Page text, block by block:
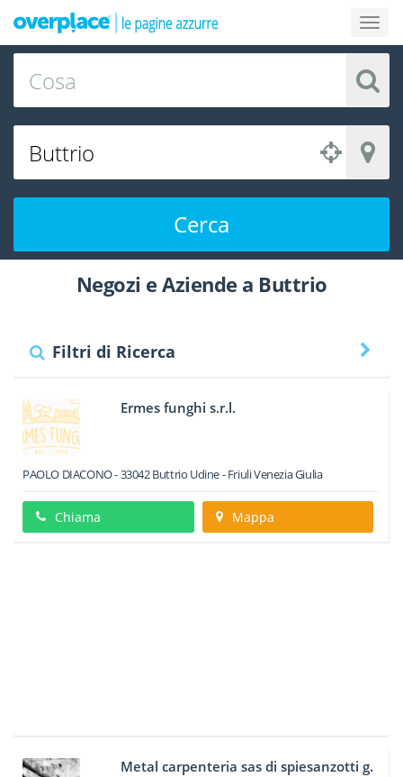
Cerca
Negozi e Aziende a Buttrio
Filtri di Ricerca
Ermes funghi s.r.l.
PAOLO DIACONO-33042Buttrio Udine -Friuli Venezia Giulia
Chiama Mappa
Metal carpenteria sas di spiesanzotti g.